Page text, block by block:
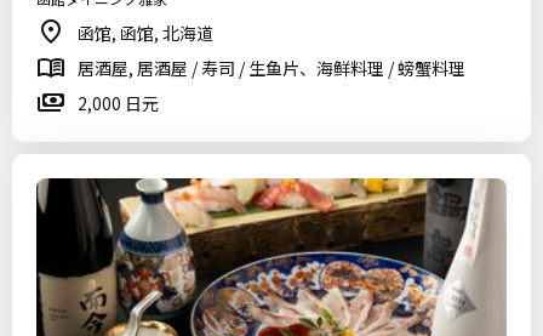
函馆, 函馆, 北海道
居酒屋, 居酒屋 / 寿司 / 生鱼片、海鲜料理 / 螃蟹料理
2,000 日元